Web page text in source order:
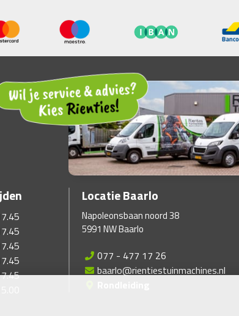
Locatie Baarlo
Napoleonsbaan noord 38
5991 NW Baarlo
077 - 477 17 26
baarlo@rientiestuinmachines.nl